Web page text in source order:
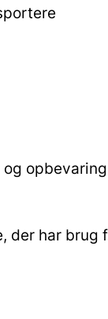
opbevaring
der har brug